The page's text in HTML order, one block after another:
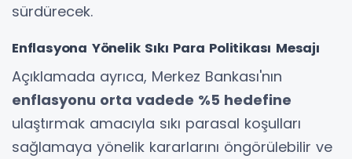
sürdürecek.
Enflasyona Yönelik Sıkı Para Politikası Mesajı
Açıklamada ayrıca, Merkez Bankası'nın
enflasyonu orta vadede %5 hedefine
ulaştırmak amacıyla sıkı parasal koşulları
sağlamaya yönelik kararlarını öngörülebilir ve